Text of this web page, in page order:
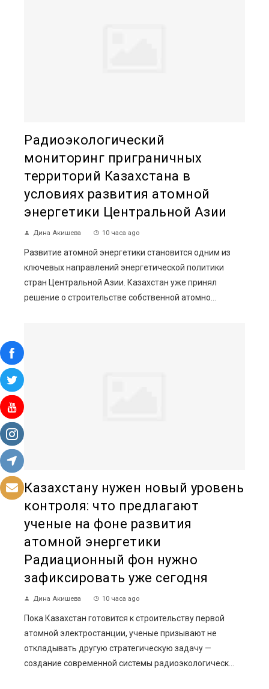
Радиоэкологический
мониторинг приграничных
территорий Казахстана в
условиях развития атомной
энергетики Центральной Азии
Дина Акишева 10 часа ago
Развитие атомной энергетики становится одним из
ключевых направлений энергетической политики
стран Центральной Азии. Казахстан уже принял
решение о строительстве собственной атомно...
Казахстану нужен новый уровень
контроля: что предлагают
ученые на фоне развития
атомной энергетики
Радиационный фон нужно
зафиксировать уже сегодня
Дина Акишева 10 часа ago
Пока Казахстан готовится к строительству первой
атомной электростанции, ученые призывают не
откладывать другую стратегическую задачу —
создание современной системы радиоэкологическ...